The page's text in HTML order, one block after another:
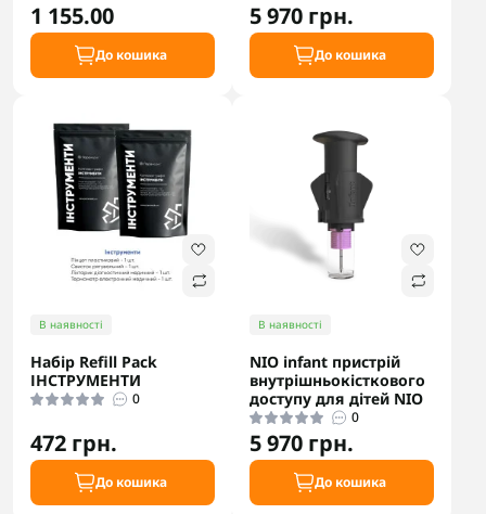
1 155.00
До кошика
5 970 грн.
До кошика
В наявності
Набір Refill Pack
ІНСТРУМЕНТИ
0
472 грн.
До кошика
В наявності
NIO infant пристрій
внутрішньокісткового
доступу для дітей NIO
0
5 970 грн.
До кошика